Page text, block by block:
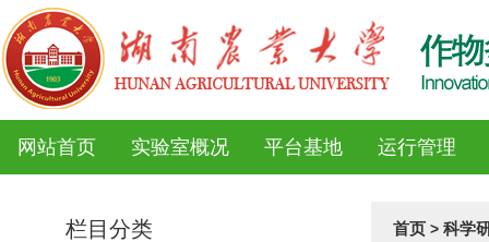
网站首页 实验室概况 平台基地 运行管理
栏目分类 首页 > 科学